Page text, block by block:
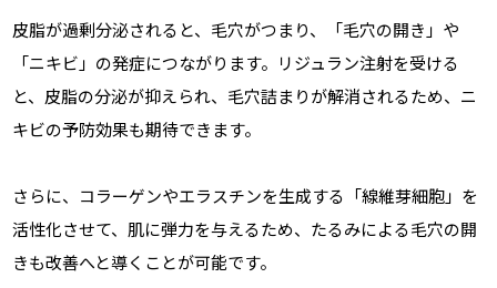
皮脂が過剰分泌されると、毛穴がつまり、「毛穴の開き」や
「ニキビ」の発症につながります。リジュラン注射を受ける
と、皮脂の分泌が抑えられ、毛穴詰まりが解消されるため、ニ
キビの予防効果も期待できます。
さらに、コラーゲンやエラスチンを生成する「線維芽細胞」を
活性化させて、肌に弾力を与えるため、たるみによる毛穴の開
きも改善へと導くことが可能です。